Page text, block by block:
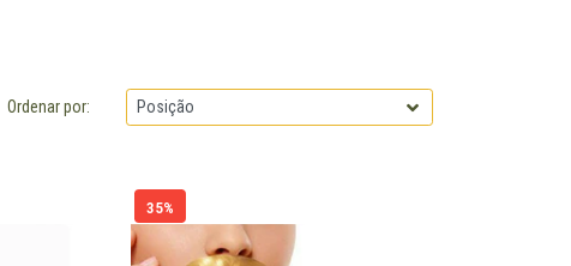
Ordenar por:
35%